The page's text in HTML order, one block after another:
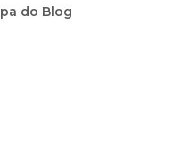
do Blog